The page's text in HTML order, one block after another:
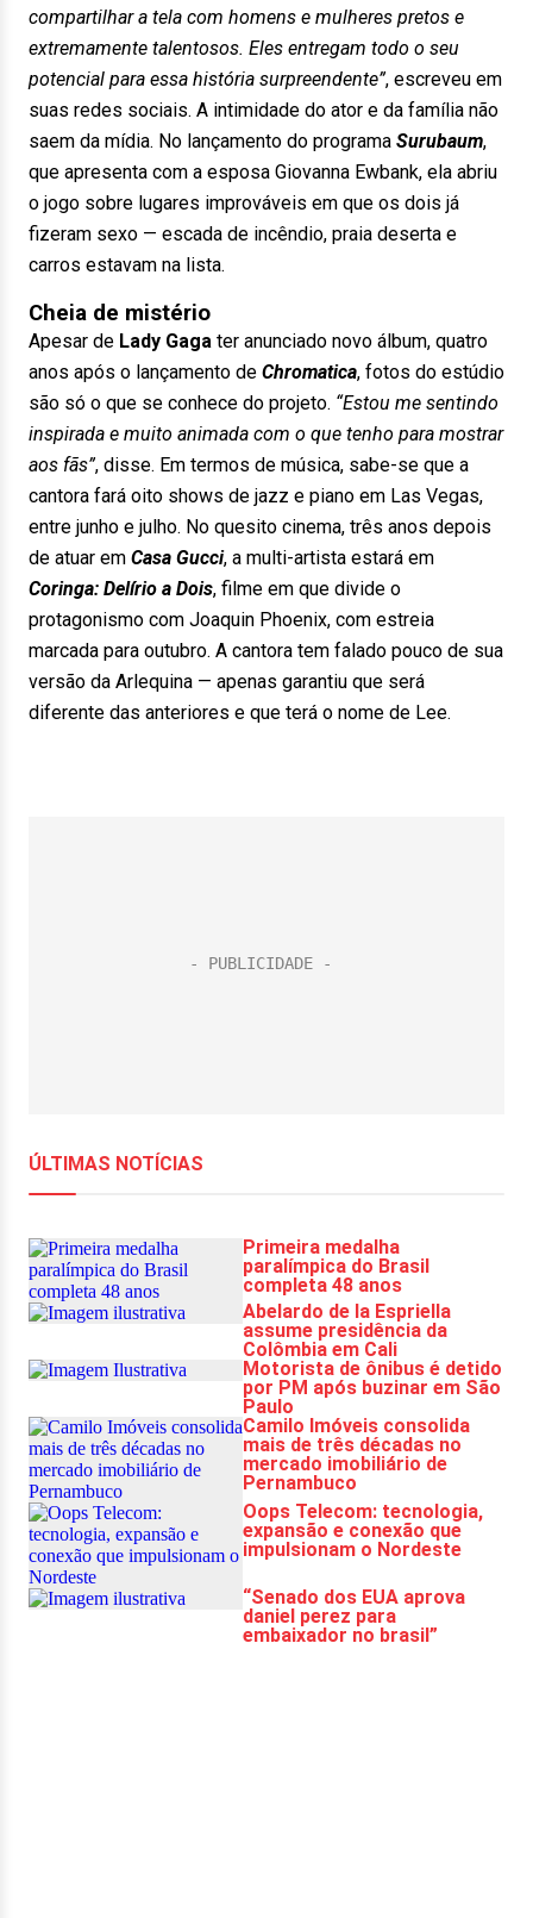
compartilhar a tela com homens e mulheres pretos e
extremamente talentosos. Eles entregam todo o seu
potencial para essa história surpreendente”, escreveu em
suas redes sociais. A intimidade do ator e da família não
saem da mídia. No lançamento do programa Surubaum,
que apresenta com a esposa Giovanna Ewbank, ela abriu
o jogo sobre lugares improváveis em que os dois já
fizeram sexo — escada de incêndio, praia deserta e
carros estavam na lista.
Cheia de mistério
Apesar de Lady Gaga ter anunciado novo álbum, quatro
anos após o lançamento de Chromatica, fotos do estúdio
são só o que se conhece do projeto. “Estou me sentindo
inspirada e muito animada com o que tenho para mostrar
aos fãs”, disse. Em termos de música, sabe-se que a
cantora fará oito shows de jazz e piano em Las Vegas,
entre junho e julho. No quesito cinema, três anos depois
de atuar em Casa Gucci, a multi-artista estará em
Coringa: Delírio a Dois, filme em que divide o
protagonismo com Joaquin Phoenix, com estreia
marcada para outubro. A cantora tem falado pouco de sua
versão da Arlequina — apenas garantiu que será
diferente das anteriores e que terá o nome de Lee.